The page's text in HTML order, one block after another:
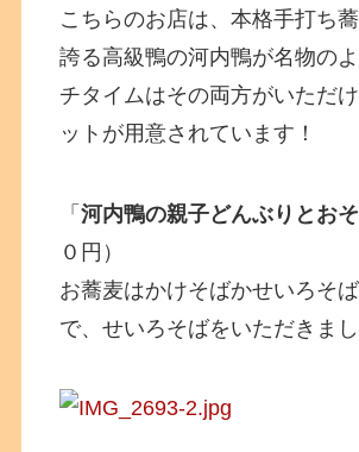
こちらのお店は、本格手打ち
誇る高級鴨の河内鴨が名物の
チタイムはその両方がいただ
ットが用意されています！
「河内鴨の親子どんぶりとお
０円）
お蕎麦はかけそばかせいろそ
で、せいろそばをいただきまし